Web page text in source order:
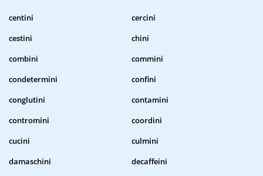
centini
cercini
cestini
chini
combini
commini
condetermini
confini
conglutini
contamini
contromini
coordini
cucini
culmini
damaschini
decaffeini